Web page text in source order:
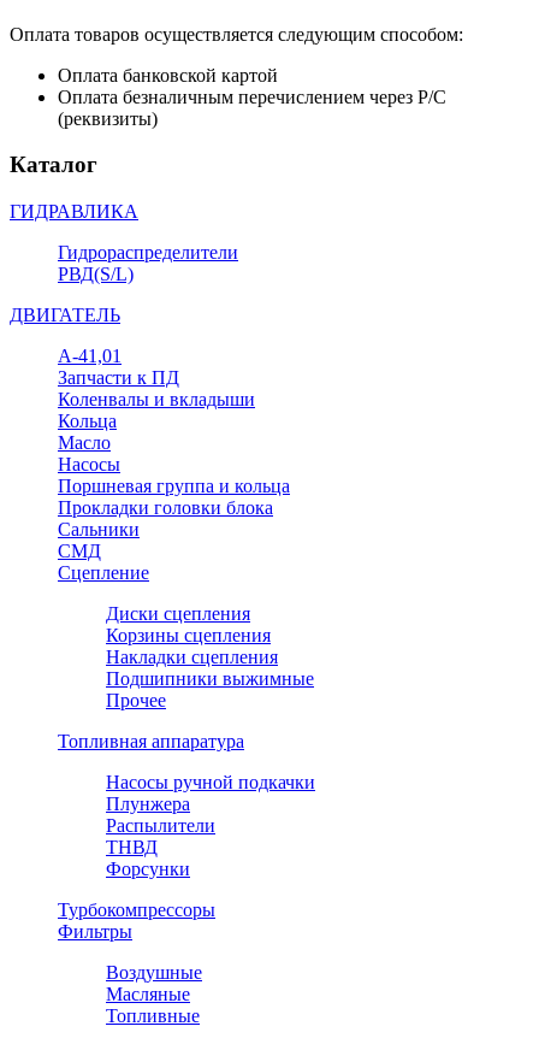
Оплата товаров осуществляется следующим способом:
Оплата банковской картой
Оплата безналичным перечислением через Р/С
(реквизиты)
Каталог
ГИДРАВЛИКА
Гидрораспределители
РВД(S/L)
ДВИГАТЕЛЬ
А-41,01
Запчасти к ПД
Коленвалы и вкладыши
Кольца
Масло
Насосы
Поршневая группа и кольца
Прокладки головки блока
Сальники
СМД
Сцепление
Диски сцепления
Корзины сцепления
Накладки сцепления
Подшипники выжимные
Прочее
Топливная аппаратура
Насосы ручной подкачки
Плунжера
Распылители
ТНВД
Форсунки
Турбокомпрессоры
Фильтры
Воздушные
Масляные
Топливные